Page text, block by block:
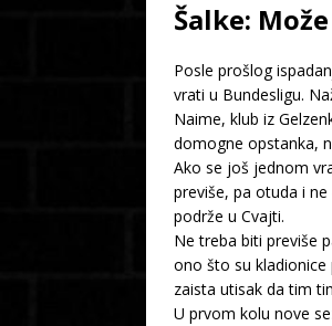
Šalke:
Posle prošlog
vrati u Bundesligu.
Naime, klub iz
domogne opstanka,
Ako se još jednom
previše, pa otuda i
podrže u Cvajti.
Ne treba biti previše
ono što su kladionice
zaista utisak da tim
U prvom kolu nove